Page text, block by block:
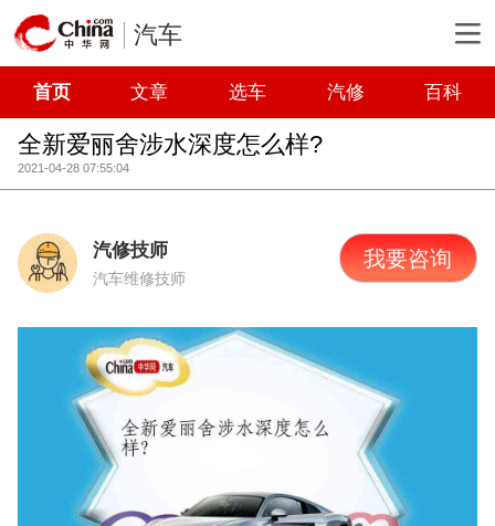
汽车
首页 文章 选车 汽修 百科
全新爱丽舍涉水深度怎么样?
2021-04-28 07:55:04
汽修技师
汽车维修技师
我要咨询